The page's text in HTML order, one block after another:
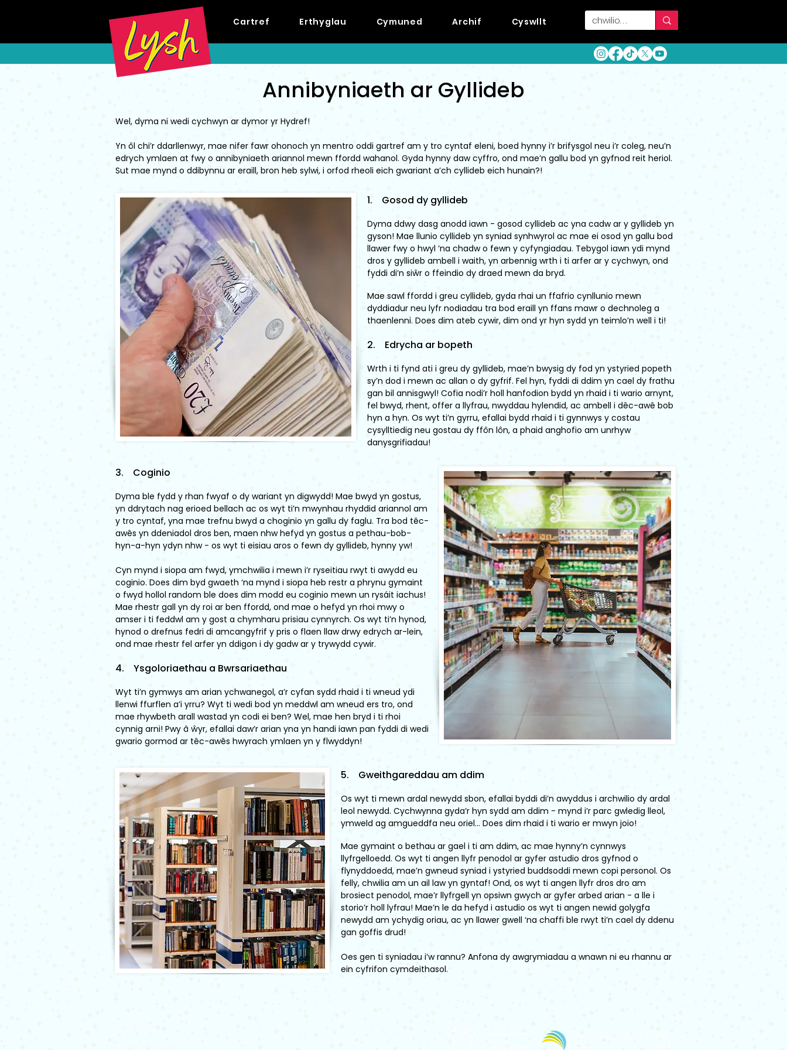
Cartref Erthyglau Cymuned Archif Cyswllt
Annibyniaeth ar Gyllideb
Wel, dyma ni wedi cychwyn ar dymor yr Hydref!
Yn ôl chi’r ddarllenwyr, mae nifer fawr ohonoch yn mentro oddi gartref am y tro cyntaf eleni, boed hynny i’r brifysgol neu i’r coleg, neu’n
edrych ymlaen at fwy o annibyniaeth ariannol mewn ffordd wahanol. Gyda hynny daw cyffro, ond mae’n gallu bod yn gyfnod reit heriol.
Sut mae mynd o ddibynnu ar eraill, bron heb sylwi, i orfod rheoli eich gwariant a’ch cyllideb eich hunain?!
1. Gosod dy gyllideb
Dyma ddwy dasg anodd iawn - gosod cyllideb ac yna cadw ar y gyllideb yn
gyson! Mae llunio cyllideb yn syniad synhwyrol ac mae ei osod yn gallu bod
llawer fwy o hwyl ‘na chadw o fewn y cyfyngiadau. Tebygol iawn ydi mynd
dros y gyllideb ambell i waith, yn arbennig wrth i ti arfer ar y cychwyn, ond
fyddi di’n siŵr o ffeindio dy draed mewn da bryd.
Mae sawl ffordd i greu cyllideb, gyda rhai un ffafrio cynllunio mewn
dyddiadur neu lyfr nodiadau tra bod eraill yn ffans mawr o dechnoleg a
thaenlenni. Does dim ateb cywir, dim ond yr hyn sydd yn teimlo’n well i ti!
2. Edrycha ar bopeth
Wrth i ti fynd ati i greu dy gyllideb, mae’n bwysig dy fod yn ystyried popeth
sy’n dod i mewn ac allan o dy gyfrif. Fel hyn, fyddi di ddim yn cael dy frathu
gan bil annisgwyl! Cofia nodi’r holl hanfodion bydd yn rhaid i ti wario arnynt,
fel bwyd, rhent, offer a llyfrau, nwyddau hylendid, ac ambell i dêc-awê bob
hyn a hyn. Os wyt ti’n gyrru, efallai bydd rhaid i ti gynnwys y costau
cysylltiedig neu gostau dy ffôn lôn, a phaid anghofio am unrhyw
danysgrifiadau!
3. Coginio
Dyma ble fydd y rhan fwyaf o dy wariant yn digwydd! Mae bwyd yn gostus,
yn ddrytach nag erioed bellach ac os wyt ti’n mwynhau rhyddid ariannol am
y tro cyntaf, yna mae trefnu bwyd a choginio yn gallu dy faglu. Tra bod têc-
awês yn ddeniadol dros ben, maen nhw hefyd yn gostus a pethau-bob-
hyn-a-hyn ydyn nhw - os wyt ti eisiau aros o fewn dy gyllideb, hynny yw!
Cyn mynd i siopa am fwyd, ymchwilia i mewn i’r ryseitiau rwyt ti awydd eu
coginio. Does dim byd gwaeth ‘na mynd i siopa heb restr a phrynu gymaint
o fwyd hollol random ble does dim modd eu coginio mewn un rysáit iachus!
Mae rhestr gall yn dy roi ar ben ffordd, ond mae o hefyd yn rhoi mwy o
amser i ti feddwl am y gost a chymharu prisiau cynnyrch. Os wyt ti’n hynod,
hynod o drefnus fedri di amcangyfrif y pris o flaen llaw drwy edrych ar-lein,
ond mae rhestr fel arfer yn ddigon i dy gadw ar y trywydd cywir.
4. Ysgoloriaethau a Bwrsariaethau
Wyt ti’n gymwys am arian ychwanegol, a’r cyfan sydd rhaid i ti wneud ydi
llenwi ffurflen a’i yrru? Wyt ti wedi bod yn meddwl am wneud ers tro, ond
mae rhywbeth arall wastad yn codi ei ben? Wel, mae hen bryd i ti rhoi
cynnig arni! Pwy â ŵyr, efallai daw’r arian yna yn handi iawn pan fyddi di wedi
gwario gormod ar têc-awês hwyrach ymlaen yn y flwyddyn!
5. Gweithgareddau am ddim
Os wyt ti mewn ardal newydd sbon, efallai byddi di’n awyddus i archwilio dy ardal
leol newydd. Cychwynna gyda’r hyn sydd am ddim - mynd i’r parc gwledig lleol,
ymweld ag amgueddfa neu oriel... Does dim rhaid i ti wario er mwyn joio!
Mae gymaint o bethau ar gael i ti am ddim, ac mae hynny’n cynnwys
llyfrgelloedd. Os wyt ti angen llyfr penodol ar gyfer astudio dros gyfnod o
flynyddoedd, mae’n gwneud syniad i ystyried buddsoddi mewn copi personol. Os
felly, chwilia am un ail law yn gyntaf! Ond, os wyt ti angen llyfr dros dro am
brosiect penodol, mae’r llyfrgell yn opsiwn gwych ar gyfer arbed arian - a lle i
storio’r holl lyfrau! Mae’n le da hefyd i astudio os wyt ti angen newid golygfa
newydd am ychydig oriau, ac yn llawer gwell ‘na chaffi ble rwyt ti’n cael dy ddenu
gan goffis drud!
Oes gen ti syniadau i’w rannu? Anfona dy awgrymiadau a wnawn ni eu rhannu ar
ein cyfrifon cymdeithasol.